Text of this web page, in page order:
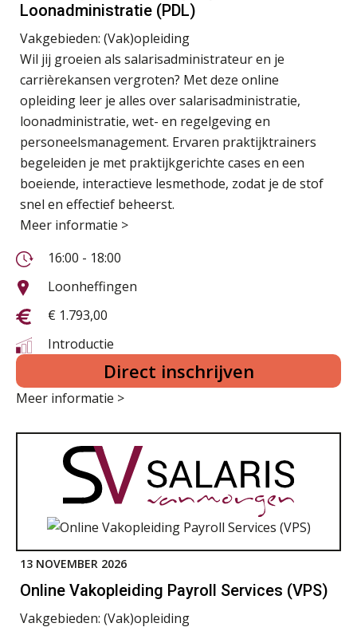
Loonadministratie (PDL)
Vakgebieden: (Vak)opleiding
Wil jij groeien als salarisadministrateur en je
carrièrekansen vergroten? Met deze online
opleiding leer je alles over salarisadministratie,
loonadministratie, wet- en regelgeving en
personeelsmanagement. Ervaren praktijktrainers
begeleiden je met praktijkgerichte cases en een
boeiende, interactieve lesmethode, zodat je de stof
snel en effectief beheerst.
Meer informatie >
16:00 - 18:00
Loonheffingen
€ 1.793,00
Introductie
Direct inschrijven
Meer informatie >
13 NOVEMBER 2026
Online Vakopleiding Payroll Services (VPS)
Vakgebieden: (Vak)opleiding